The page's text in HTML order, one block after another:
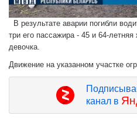
В результате аварии погибли
три его пассажира - 45 и 64-
девочка.
Движение на указанном участке
канал в